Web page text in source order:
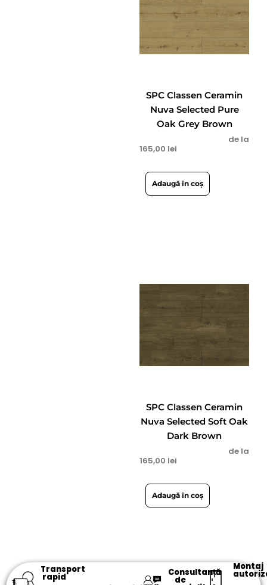
SPC Classen Ceramin
Nuva Selected Pure
Oak Grey Brown
de la
165,00 lei
Adaugă în coș
SPC Classen Ceramin
Nuva Selected Soft Oak
Dark Brown
de la
165,00 lei
Adaugă în coș
Transport
rapid
Consultanță
de
Montaj